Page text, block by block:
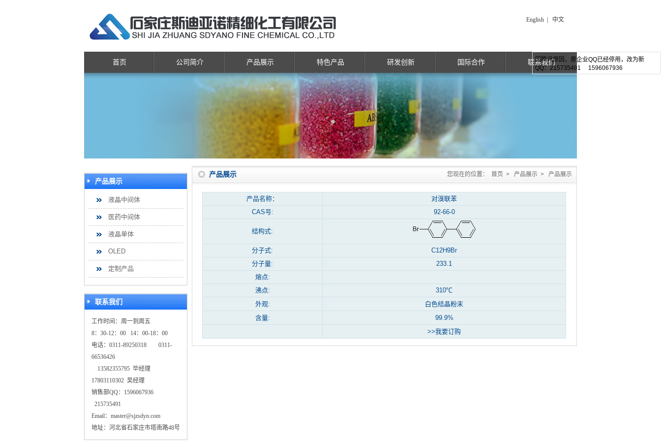
因腾讯原因，原企业QQ已经停用，改为新
QQ：215735491 1596067936
English 中文
首页 公司简介 产品展示 特色产品 研发创新 国际合作 联系我们
产品展示
液晶中间体
医药中间体
液晶单体
OLED
定制产品
联系我们
工作时间：周一到周五
8：30-12：00 14：00-18：00
电话：0311-89250318 0311-
66536426
13582355795 毕经理
17803110302 吴经理
销售部QQ：1596067936
215735491
Email：master@sjzsdyn.com
地址：河北省石家庄市塔南路48号
您现在的位置： 首页 > 产品展示 > 产品展示
产品展示
产品名称：
对溴联苯
CAS号:
92-66-0
结构式:
分子式:
C12H9Br
分子量:
233.1
熔点:
沸点:
310℃
外观:
白色结晶粉末
含量:
99.9%
>>我要订购